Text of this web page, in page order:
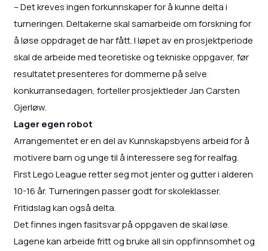
– Det kreves ingen forkunnskaper for å kunne delta i
turneringen. Deltakerne skal samarbeide om forskning for
å løse oppdraget de har fått. I løpet av en prosjektperiode
skal de arbeide med teoretiske og tekniske oppgaver, før
resultatet presenteres for dommerne på selve
konkurransedagen, forteller prosjektleder Jan Carsten
Gjerløw.
Lager egen robot
Arrangementet er en del av Kunnskapsbyens arbeid for å
motivere barn og unge til å interessere seg for realfag.
First Lego League retter seg mot jenter og gutter i alderen
10-16 år. Turneringen passer godt for skoleklasser.
Fritidslag kan også delta.
Det finnes ingen fasitsvar på oppgaven de skal løse.
Lagene kan arbeide fritt og bruke all sin oppfinnsomhet og